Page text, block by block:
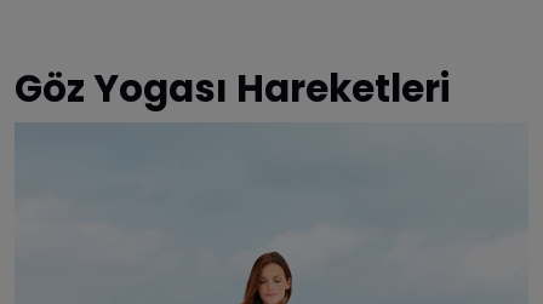
Göz Yogası Hareketleri